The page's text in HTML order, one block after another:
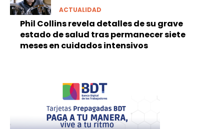
ACTUALIDAD
Phil Collins revela detalles de su grave
estado de salud tras permanecer siete
meses en cuidados intensivos